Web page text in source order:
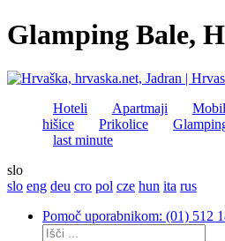
Glamping Bale,
Hoteli Apartmaji
hišice
Prikolice
last minute
slo
slo eng deu cro pol cze hun ita rus
Pomoč uporabnikom: (01) 512